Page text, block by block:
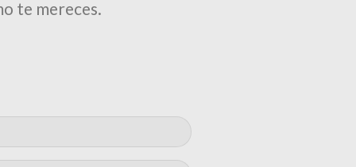
te mereces.